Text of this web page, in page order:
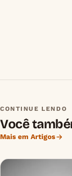
CONTINUE LENDO
Você
Mais em Artigos